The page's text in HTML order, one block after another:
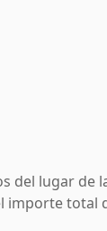
del lugar de
importe total